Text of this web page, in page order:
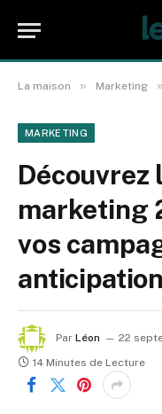
La maison » Marketing »
MARKETING
Découvrez
marketing
vos
anticipation
Par Léon 22
14 Minutes de Lecture